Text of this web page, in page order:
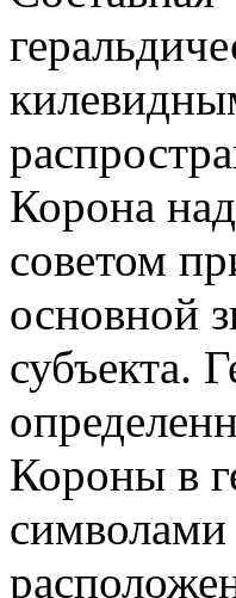
Корона
советом
основной
субъекта.
Короны в
символами